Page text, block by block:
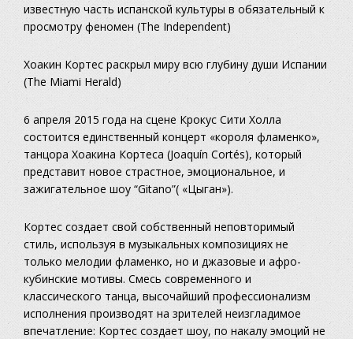
известную часть испанской культуры в обязательный к
просмотру феномен (The Independent)
Хоакин Кортес раскрыл миру всю глубину души Испании
(The Miami Herald)
6 апреля 2015 года на сцене Крокус Сити Холла
состоится единственный концерт «короля фламенко»,
танцора Хоакина Кортеса (Joaquín Cortés), который
представит новое страстное, эмоциональное, и
зажигательное шоу “Gitano”( «Цыган»).
Кортес создает свой собственный неповторимый
стиль, используя в музыкальных композициях не
только мелодии фламенко, но и джазовые и афро-
кубинские мотивы. Смесь современного и
классического танца, высочайший профессионализм
исполнения производят на зрителей неизгладимое
впечатление: Кортес создает шоу, по накалу эмоций не